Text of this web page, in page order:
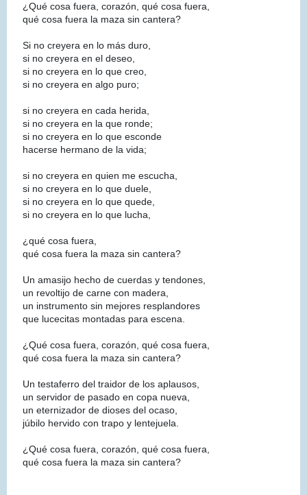
¿Qué cosa fuera, corazón, qué cosa fuera,
qué cosa fuera la maza sin cantera?
Si no creyera en lo más duro,
si no creyera en el deseo,
si no creyera en lo que creo,
si no creyera en algo puro;
si no creyera en cada herida,
si no creyera en la que ronde;
si no creyera en lo que esconde
hacerse hermano de la vida;
si no creyera en quien me escucha,
si no creyera en lo que duele,
si no creyera en lo que quede,
si no creyera en lo que lucha,
¿qué cosa fuera,
qué cosa fuera la maza sin cantera?
Un amasijo hecho de cuerdas y tendones,
un revoltijo de carne con madera,
un instrumento sin mejores resplandores
que lucecitas montadas para escena.
¿Qué cosa fuera, corazón, qué cosa fuera,
qué cosa fuera la maza sin cantera?
Un testaferro del traidor de los aplausos,
un servidor de pasado en copa nueva,
un eternizador de dioses del ocaso,
júbilo hervido con trapo y lentejuela.
¿Qué cosa fuera, corazón, qué cosa fuera,
qué cosa fuera la maza sin cantera?